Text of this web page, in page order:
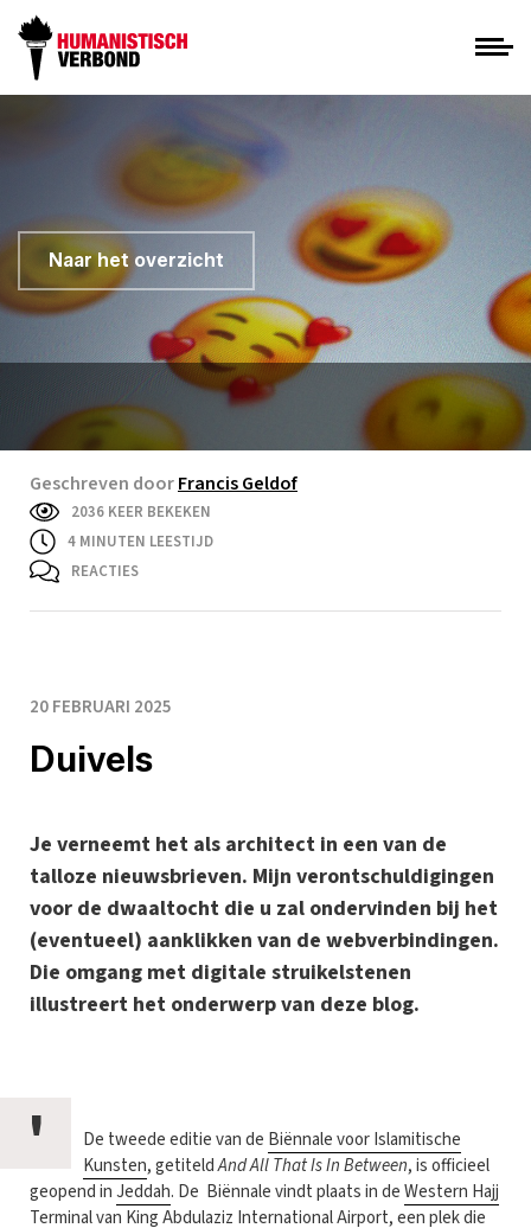
Naar het overzicht
Geschreven doorFrancis Geldof
2036 KEER BEKEKEN
4 MINUTEN LEESTIJD
REACTIES
20 FEBRUARI 2025
Duivels
Je verneemt het als architect in een van de
talloze nieuwsbrieven. Mijn verontschuldigingen
voor de dwaaltocht die u zal ondervinden bij het
(eventueel) aanklikken van de webverbindingen.
Die omgang met digitale struikelstenen
illustreert het onderwerp van deze blog.
' De tweede editie van de Biënnale voor Islamitische
Kunsten, getiteldAnd All That Is In Between, is officieel
geopend inJeddah. De Biënnale vindt plaats in deWestern Hajj
Terminal van King Abdulaziz International Airport, een plek die